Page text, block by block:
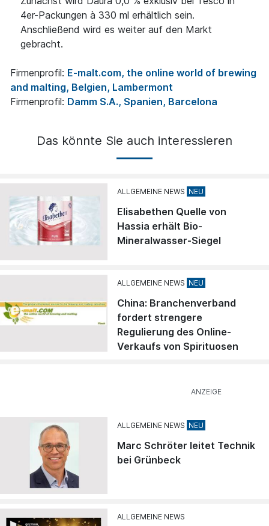
4er-Packungen à 330 ml erhältlich sein.
Anschließend wird es weiter auf den Markt
gebracht.
Firmenprofil: E-malt.com, the online world of brewing
and malting, Belgien, Lambermont
Firmenprofil: Damm S.A., Spanien, Barcelona
Das könnte Sie auch interessieren
ALLGEMEINE NEWS
Elisabethen Quelle von
Hassia erhält Bio-
Mineralwasser-Siegel
ALLGEMEINE NEWS
China: Branchenverband
fordert strengere
Regulierung des Online-
Verkaufs von Spirituosen
ALLGEMEINE NEWS
Marc Schröter leitet Technik
bei Grünbeck
ALLGEMEINE NEWS